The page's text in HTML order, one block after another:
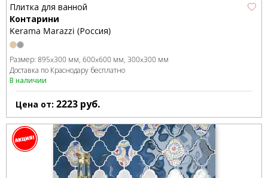
Плитка для ванной
Контарини
Kerama Marazzi (Россия)
Размер: 895x300 мм 600x600 мм 300x300 мм
Доставка по Краснодару бесплатно
В наличии
Цена от: 2223 руб.